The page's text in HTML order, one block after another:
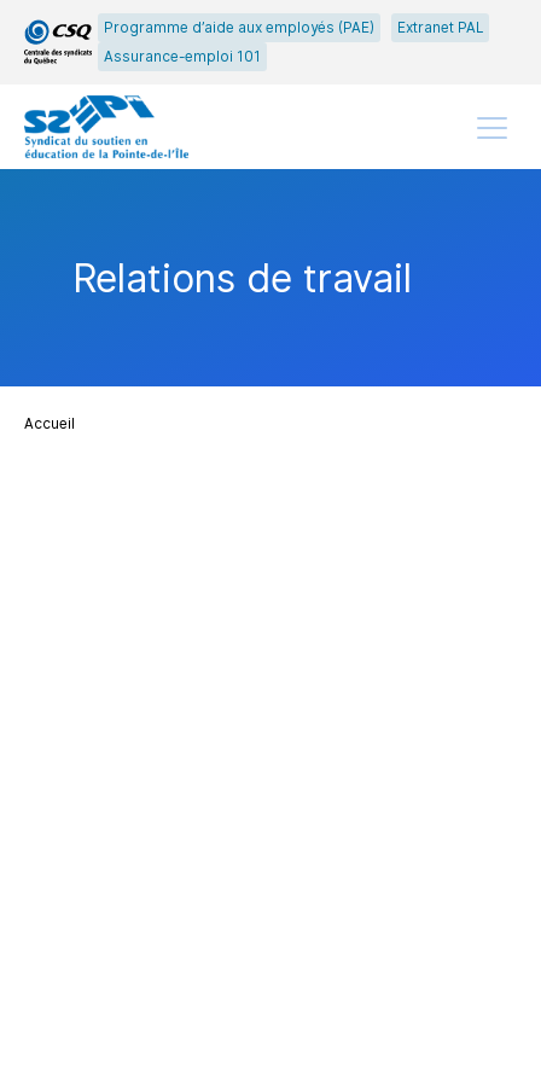
Passer
au
menu
principal
Passer
au
contenu
Programme d’aide aux employés (PAE)
Extranet PAL
Assurance-emploi 101
Relations de travail
Accueil